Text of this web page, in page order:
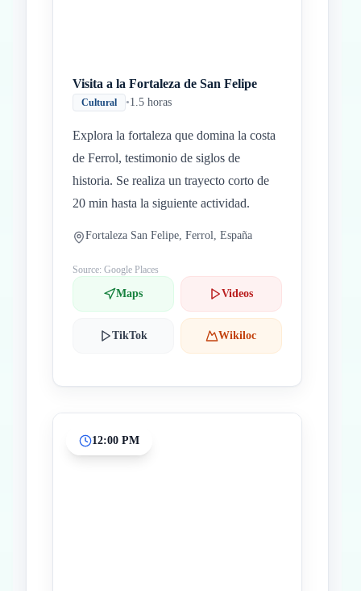
Visita a la Fortaleza de San Felipe
Cultural •1.5 horas
Explora la fortaleza que domina la costa
de Ferrol, testimonio de siglos de
historia. Se realiza un trayecto corto de
20 min hasta la siguiente actividad.
Fortaleza San Felipe, Ferrol, España
Source: Google Places
Maps Videos
TikTok Wikiloc
12:00 PM